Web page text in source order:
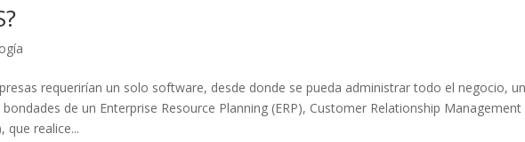
requerirían un solo software, desde donde se pueda administrar todo el negocio,
de un Enterprise Resource Planning (ERP), Customer Relationship Management
que realice...